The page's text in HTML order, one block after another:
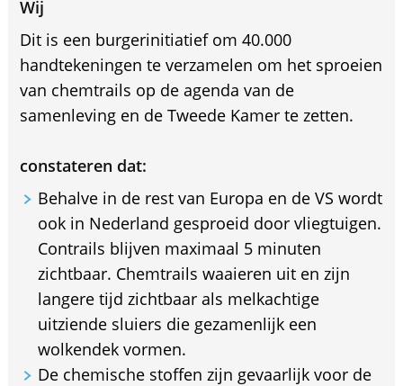
Wij
Dit is een burgerinitiatief om 40.000
handtekeningen te verzamelen om het sproeien
van chemtrails op de agenda van de
samenleving en de Tweede Kamer te zetten.
constateren dat:
Behalve in de rest van Europa en de VS wordt
ook in Nederland gesproeid door vliegtuigen.
Contrails blijven maximaal 5 minuten
zichtbaar. Chemtrails waaieren uit en zijn
langere tijd zichtbaar als melkachtige
uitziende sluiers die gezamenlijk een
wolkendek vormen.
De chemische stoffen zijn gevaarlijk voor de